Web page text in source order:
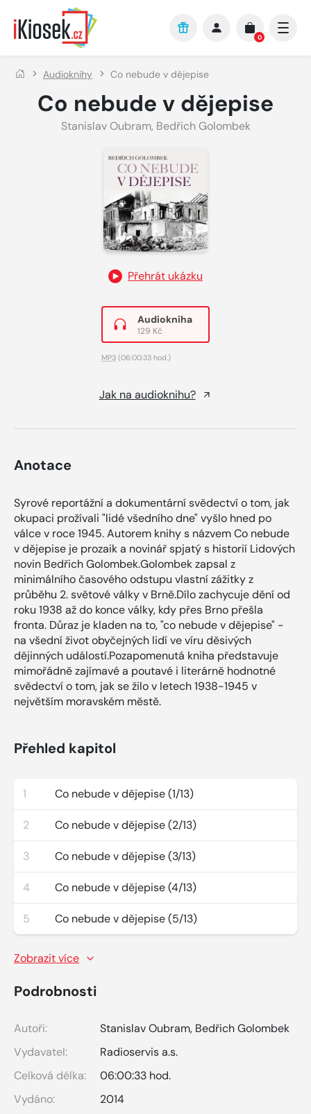
Přejít na hlavní obsah
0
Audioknihy Co nebude v dějepise
Co nebude v dějepise
Stanislav Oubram, Bedřich Golombek
Přehrát ukázku
Audiokniha
129 Kč
MP3 (06:00:33 hod.)
Jak na audioknihu?
Anotace
Syrové reportážní a dokumentární svědectví o tom, jak
okupaci prožívali "lidé všedního dne" vyšlo hned po
válce v roce 1945. Autorem knihy s názvem Co nebude
v dějepise je prozaik a novinář spjatý s historií Lidových
novin Bedřich Golombek.Golombek zapsal z
minimálního časového odstupu vlastní zážitky z
průběhu 2. světové války v Brně.Dílo zachycuje dění od
roku 1938 až do konce války, kdy přes Brno přešla
fronta. Důraz je kladen na to, "co nebude v dějepise" -
na všední život obyčejných lidí ve víru děsivých
dějinných událostí.Pozapomenutá kniha představuje
mimořádně zajímavé a poutavé i literárně hodnotné
svědectví o tom, jak se žilo v letech 1938-1945 v
největším moravském městě.
Přehled kapitol
1 Co nebude v dějepise (1/13)
2 Co nebude v dějepise (2/13)
3 Co nebude v dějepise (3/13)
4 Co nebude v dějepise (4/13)
5 Co nebude v dějepise (5/13)
Zobrazit více
Podrobnosti
Autoři: Stanislav Oubram, Bedřich Golombek
Vydavatel:
Radioservis a.s.
Celková délka:
06:00:33 hod.
Vydáno:
2014